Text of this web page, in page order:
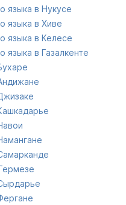
языка в Нукусе
языка в Хиве
языка в Келесе
языка в Газалкенте